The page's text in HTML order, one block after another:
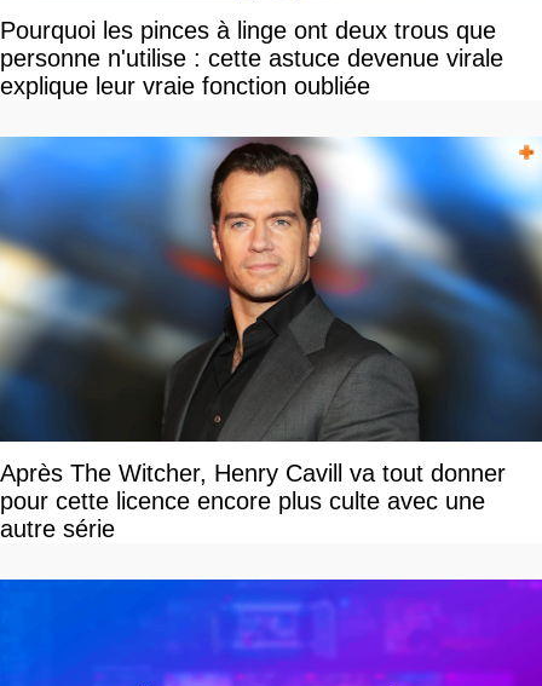
Pourquoi les pinces à linge ont deux trous que
personne n'utilise : cette astuce devenue virale
explique leur vraie fonction oubliée
Après The Witcher, Henry Cavill va tout donner
pour cette licence encore plus culte avec une
autre série